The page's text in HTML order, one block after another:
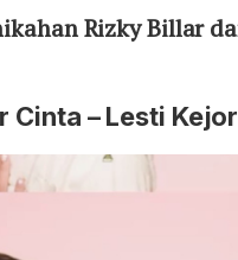
Rizky Billar
Cinta – Lesti